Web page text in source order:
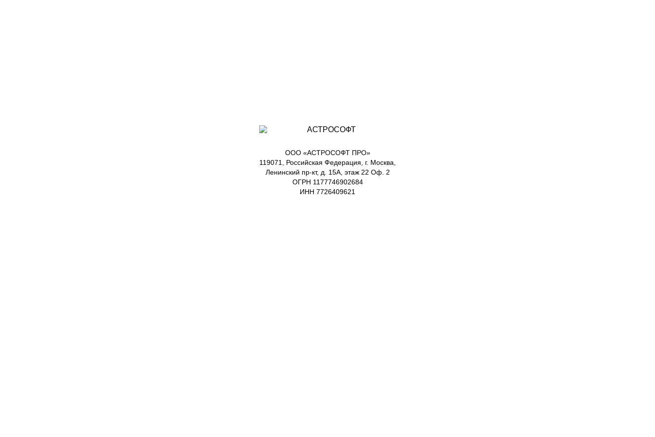
ООО «АСТРОСОФТ ПРО»
119071, Российская Федерация, г. Москва,
Ленинский пр-кт, д. 15А, этаж 22 Оф. 2
ОГРН 1177746902684
ИНН 7726409621